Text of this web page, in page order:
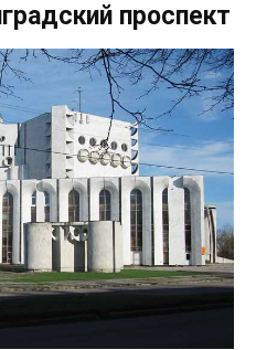
проспект